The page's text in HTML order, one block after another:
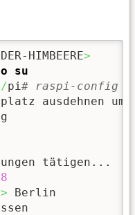
HIMBEERE>
su
/pi# raspi-config
ausdehnen
tätigen...
8
> Berlin